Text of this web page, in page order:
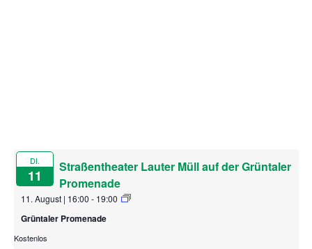
DI.
11
Straßentheater Lauter Müll auf der Grüntaler
Promenade
11. August | 16:00 - 19:00
Grüntaler Promenade
Kostenlos